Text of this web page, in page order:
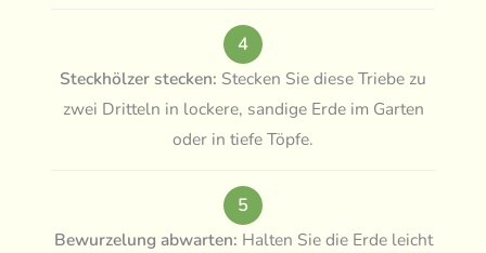
4
Steckhölzer stecken: Stecken Sie diese Triebe zu
zwei Dritteln in lockere, sandige Erde im Garten
oder in tiefe Töpfe.
5
Bewurzelung abwarten: Halten Sie die Erde leicht